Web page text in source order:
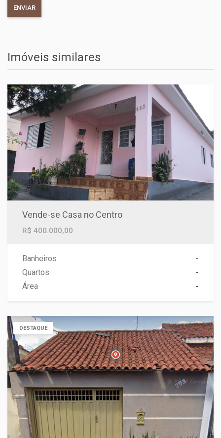
Imóveis similares
Vende-se Casa no Centro
R$ 400.000,00
Banheiros
-
Quartos
-
Área
-
DESTAQUE